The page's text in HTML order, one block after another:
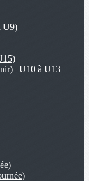
U9)
| U10 à U13